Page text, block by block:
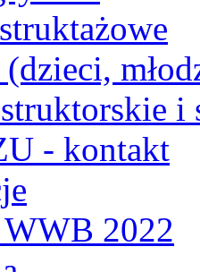
i
- kontakt
2022